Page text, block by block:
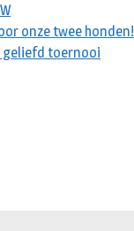
onze twee honden!
geliefd toernooi